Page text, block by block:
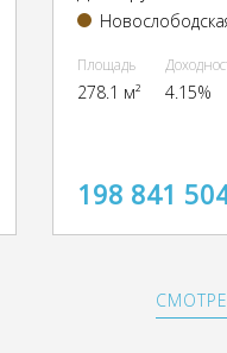
Площадь
278.1 м² 4.15%
198 841